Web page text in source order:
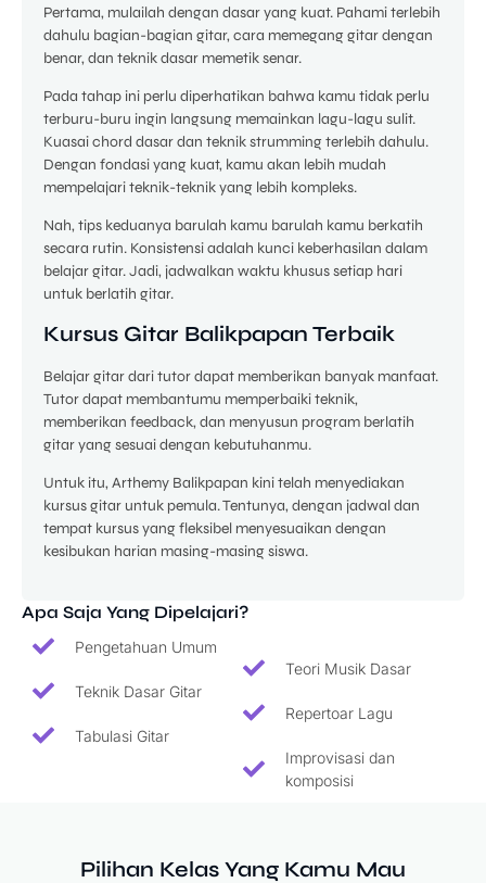
Pertama, mulailah dengan dasar yang kuat. Pahami terlebih
dahulu bagian-bagian gitar, cara memegang gitar dengan
benar, dan teknik dasar memetik senar.
Pada tahap ini perlu diperhatikan bahwa kamu tidak perlu
terburu-buru ingin langsung memainkan lagu-lagu sulit.
Kuasai chord dasar dan teknik strumming terlebih dahulu.
Dengan fondasi yang kuat, kamu akan lebih mudah
mempelajari teknik-teknik yang lebih kompleks.
Nah, tips keduanya barulah kamu barulah kamu berkatih
secara rutin. Konsistensi adalah kunci keberhasilan dalam
belajar gitar. Jadi, jadwalkan waktu khusus setiap hari
untuk berlatih gitar.
Kursus Gitar Balikpapan Terbaik
Belajar gitar dari tutor dapat memberikan banyak manfaat.
Tutor dapat membantumu memperbaiki teknik,
memberikan feedback, dan menyusun program berlatih
gitar yang sesuai dengan kebutuhanmu.
Untuk itu, Arthemy Balikpapan kini telah menyediakan
kursus gitar untuk pemula. Tentunya, dengan jadwal dan
tempat kursus yang fleksibel menyesuaikan dengan
kesibukan harian masing-masing siswa.
Apa Saja Yang Dipelajari?
Pengetahuan Umum
Teknik Dasar Gitar
Tabulasi Gitar
Teori Musik Dasar
Repertoar Lagu
Improvisasi dan
komposisi
Pilihan Kelas Yang Kamu Mau